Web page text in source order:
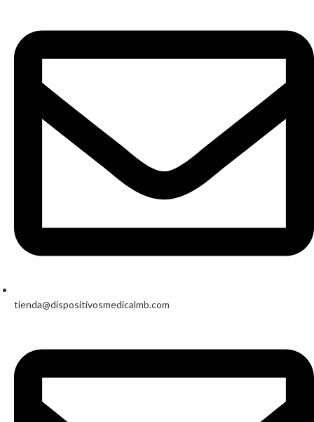
tienda@dispositivosmedicalmb.com